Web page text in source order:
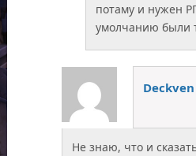
потаму и нужен
умолчанию были
Deckven
Не знаю, что и